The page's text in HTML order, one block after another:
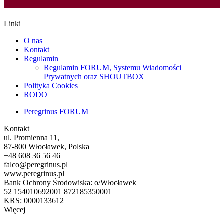
Linki
O nas
Kontakt
Regulamin
Regulamin FORUM, Systemu Wiadomości
Prywatnych oraz SHOUTBOX
Polityka Cookies
RODO
Peregrinus FORUM
Kontakt
ul. Promienna 11,
87-800 Włocławek, Polska
+48 608 36 56 46
falco@peregrinus.pl
www.peregrinus.pl
Bank Ochrony Środowiska: o/Włocławek
52 154010692001 872185350001
KRS: 0000133612
Więcej